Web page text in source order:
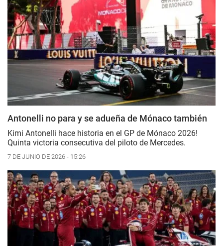
Antonelli no para y se adueña de Mónaco también
Kimi Antonelli hace historia en el GP de Mónaco 2026!
Quinta victoria consecutiva del piloto de Mercedes.
7 DE JUNIO DE 2026 - 15:26